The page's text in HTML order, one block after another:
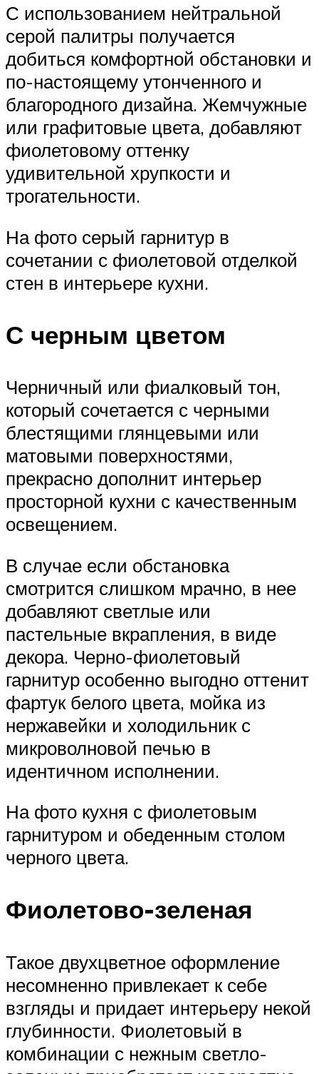
С использованием нейтральной
серой палитры получается
добиться комфортной обстановки и
по-настоящему утонченного и
благородного дизайна. Жемчужные
или графитовые цвета, добавляют
фиолетовому оттенку
удивительной хрупкости и
трогательности.
На фото серый гарнитур в
сочетании с фиолетовой отделкой
стен в интерьере кухни.
С черным цветом
Черничный или фиалковый тон,
который сочетается с черными
блестящими глянцевыми или
матовыми поверхностями,
прекрасно дополнит интерьер
просторной кухни с качественным
освещением.
В случае если обстановка
смотрится слишком мрачно, в нее
добавляют светлые или
пастельные вкрапления, в виде
декора. Черно-фиолетовый
гарнитур особенно выгодно оттенит
фартук белого цвета, мойка из
нержавейки и холодильник с
микроволновой печью в
идентичном исполнении.
На фото кухня с фиолетовым
гарнитуром и обеденным столом
черного цвета.
Фиолетово-зеленая
Такое двухцветное оформление
несомненно привлекает к себе
взгляды и придает интерьеру некой
глубинности. Фиолетовый в
комбинации с нежным светло-